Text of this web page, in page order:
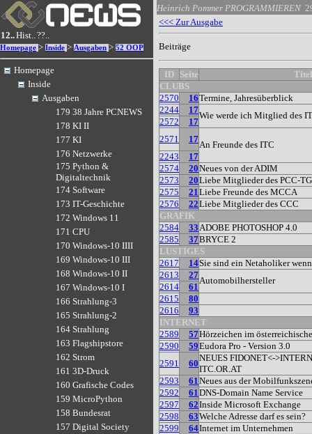
12..Hist..??..
Homepage > Inside > Ausgaben > 52 OOP
Homepage
Inside
Ausgaben
179 38 Jahre PCNEWS
178 KI II
177 KI
176 Netzwerke
175 Python &
Digitaltechnik
174 Software
173 IT-Geschichte
172 Windows 11
171 CPU
170 Windows-10 IIII
169 Windows-10 III
168 Windows-10 II
167 Windows-10 I
166 Strahlung-3
165 Strahlung-2
164 Strahlung
163 Flagshipstore
162 Strom
161 3D-Druck
160 Grafische Codes
159 MicroPython
158 Bundesrat
157 Digital Society
Heinrich Pommer PROGRAMMIEREN
<<< Zur Ausgabe
Beiträge
ID Seite
Titel
CLUBS
2570
16Termine, Jahresüberblick
2244
17
Wie werde ich Mitglied des
2572
17
2571
17
An Freunde des ITC
2243
17
2574
20Neues von der ADIM
2573
20Liebe Mitglieder des PCC-
2575
21Liebe Freunde des MCCA
2576
22Liebe Mitglieder des CCC
GRAFIK
2584
33ADOBE PHOTOSHOP 4.0
2585
37BRYCE 2
LUSTIGES
2617
14Sie sind ein Netaholiker
2613
27
Automobilhersteller
2614
61
2615
80
2616
93
INTERNET
2589
57Hörzeichen im
2590
59Eudora Pro - Version 3.0
2591
60
NEUES FIDONET<-
ITC.OR.AT
2593
61Neues aus der
2592
61DNS-Domain Name Service
2597
62Inside Microsoft Exchange
2598
63Welche Adresse darf es sein?
2599
64Internet im Unternehmen